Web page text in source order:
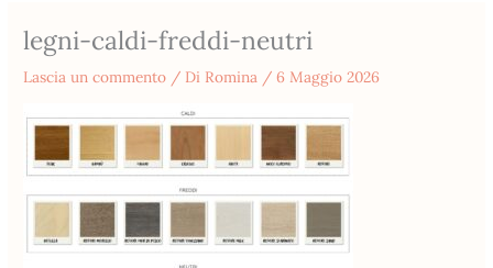
legni-caldi-freddi-neutri
Lascia un commento / Di Romina /6 Maggio 2026